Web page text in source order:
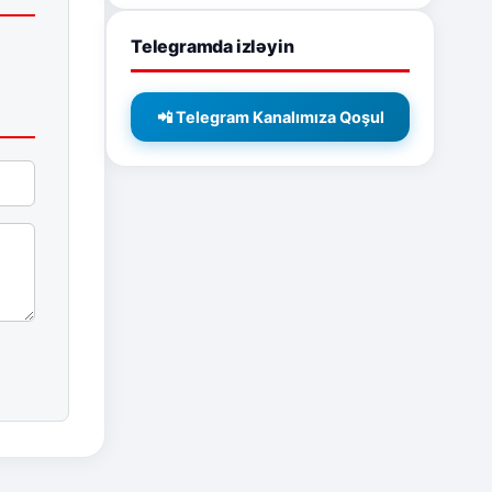
Telegramda izləyin
📲 Telegram Kanalımıza Qoşul